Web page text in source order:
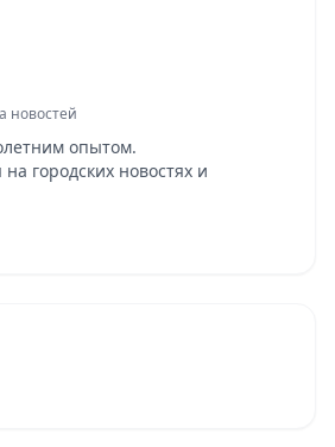
новостей
опытом.
городских новостях и